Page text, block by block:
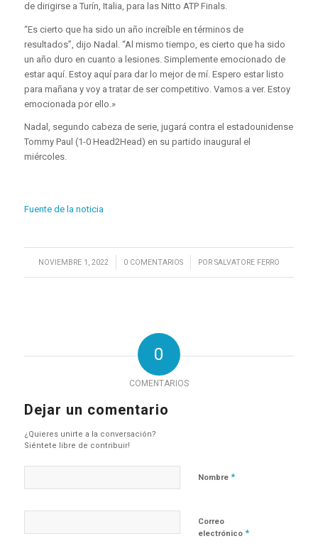
de dirigirse a Turín, Italia, para las Nitto ATP Finals.
“Es cierto que ha sido un año increíble en términos de
resultados”, dijo Nadal. “Al mismo tiempo, es cierto que ha sido
un año duro en cuanto a lesiones. Simplemente emocionado de
estar aquí. Estoy aquí para dar lo mejor de mí. Espero estar listo
para mañana y voy a tratar de ser competitivo. Vamos a ver. Estoy
emocionada por ello.»
Nadal, segundo cabeza de serie, jugará contra el estadounidense
Tommy Paul (1-0 Head2Head) en su partido inaugural el
miércoles.
Fuente de la noticia
NOVIEMBRE 1, 2022
/ 0 COMENTARIOS
/ POR SALVATORE FERRO
0
COMENTARIOS
Dejar un comentario
¿Quieres unirte a la conversación?
Siéntete libre de contribuir!
Nombre *
Correo
electrónico *